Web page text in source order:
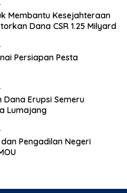
Membantu Kesejahteraan
Dana CSR 1.25 Milyard
Persiapan Pesta
Erupsi Semeru
Lumajang
Pengadilan Negeri